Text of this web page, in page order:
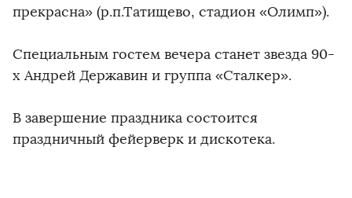
прекрасна» (р.п.Татищево, стадион «Олимп»).
Специальным гостем вечера станет звезда 90-
х Андрей Державин и группа «Сталкер».
В завершение праздника состоится
праздничный фейерверк и дискотека.